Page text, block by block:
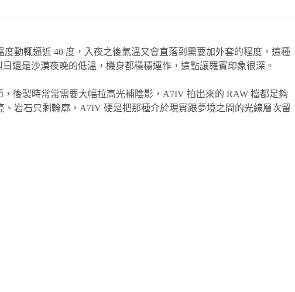
動輒逼近 40 度，入夜之後氣溫又會直落到需要加外套的程度，這種
還是沙漠夜晚的低溫，機身都穩穩運作，這點讓羅賓印象很深。
後製時常常需要大幅拉高光補陰影，A7IV 拍出來的 RAW 檔都足夠
岩石只剩輪廓，A7IV 硬是把那種介於現實跟夢境之間的光線層次留